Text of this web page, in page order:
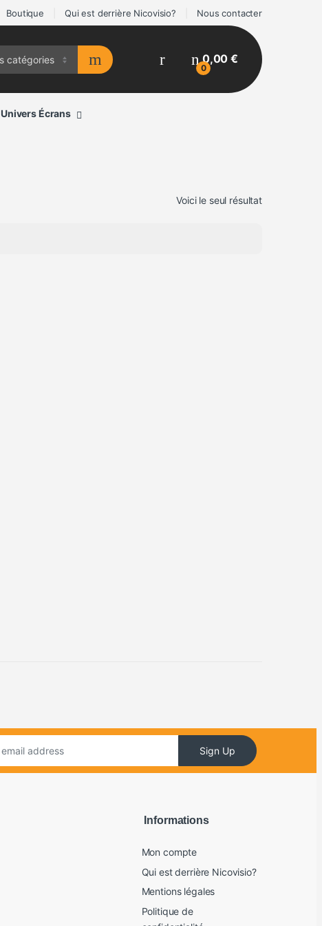
Boutique Qui est derrière Nicovisio? Nous contacter
0
0,00€
Univers Écrans
Voici le seul résultat
Sign Up
Informations
Mon compte
Qui est derrière Nicovisio?
Mentions légales
Politique de